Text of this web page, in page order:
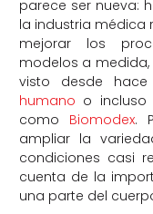
parece ser nueva:
la industria médica
mejorar los
modelos a
visto desde
humano o
como Biomodex.
ampliar la
condiciones casi
cuenta de la
una parte del